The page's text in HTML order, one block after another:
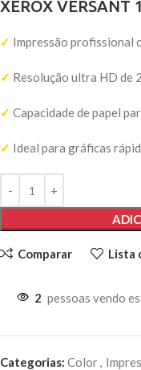
XEROX VERSANT
✓ Impressão profissional
✓ Resolução ultra HD de
✓ Capacidade de papel
✓ Ideal para gráficas
Comparar Lista
2 pessoas vendo
Categorias: Color,